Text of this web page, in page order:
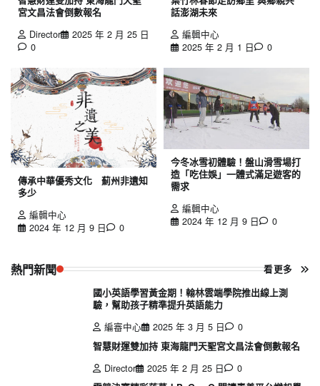
宮文昌法會倒數報名
Director
2025 年 2 月 25 日
0
話澎湖未來
編輯中心
2025 年 2 月 1 日
0
傳承中華優秀文化 薊州非遺知
多少
編輯中心
2024 年 12 月 9 日
0
今冬冰雪初體驗！盤山滑雪場打
造「吃住娛」一體式滿足遊客的
需求
編輯中心
2024 年 12 月 9 日
0
熱門新聞 看更多
國小英語學習黃金期！翰林雲端學院推出線上測
驗，幫助孩子精準提升英語能力
編審中心
2025 年 3 月 5 日
0
智慧財運雙加持 東海龍門天聖宮文昌法會倒數報名
Director
2025 年 2 月 25 日
0